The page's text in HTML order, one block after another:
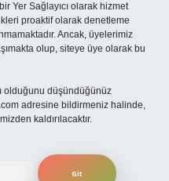
Yer Sağlayıcı olarak hizmet
proaktif olarak denetleme
Ancak, üyelerimiz
olup, siteye üye olarak bu
olduğunu düşündüğünüz
adresine bildirmeniz halinde,
kaldırılacaktır.